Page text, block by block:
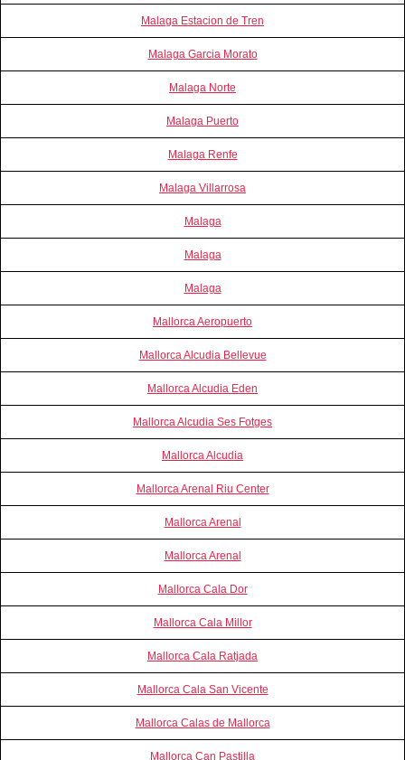
Malaga Estacion de Tren
Malaga Garcia Morato
Malaga Norte
Malaga Puerto
Malaga Renfe
Malaga Villarrosa
Malaga
Malaga
Malaga
Mallorca Aeropuerto
Mallorca Alcudia Bellevue
Mallorca Alcudia Eden
Mallorca Alcudia Ses Fotges
Mallorca Alcudia
Mallorca Arenal Riu Center
Mallorca Arenal
Mallorca Arenal
Mallorca Cala Dor
Mallorca Cala Millor
Mallorca Cala Ratjada
Mallorca Cala San Vicente
Mallorca Calas de Mallorca
Mallorca Can Pastilla